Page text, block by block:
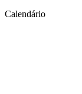
Calendário